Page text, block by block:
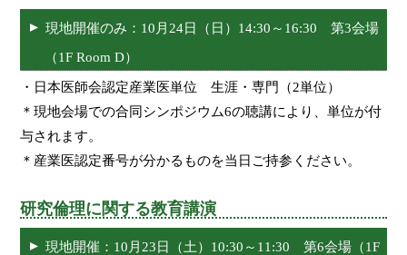
現地開催のみ：10月24日（日）14:30～16:30 第3会場
（1F Room D）
・日本医師会認定産業医単位 生涯・専門（2単位）
＊現地会場での合同シンポジウム6の聴講により、単位が付
与されます。
＊産業医認定番号が分かるものを当日ご持参ください。
研究倫理に関する教育講演
現地開催：10月23日（土）10:30～11:30 第6会場（1F